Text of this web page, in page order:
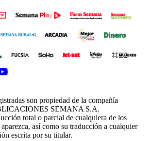
windowwindow
new
window
son propiedad de la compañía
SEMANA S.A.
total o parcial de cualquiera de los
así como su traducción a cualquier
escrita por su titular.